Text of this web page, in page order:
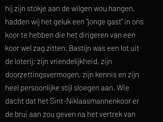
hij zijn stokje aan de wilgen wou hangen,
hadden wij het geluk een "jonge gast" in ons
koor te hebben die het dirigeren van een
koor wel zag zitten. Bastijn was een lot uit
de loterij: zijn vriendelijkheid, zijn
doorzettingsvermogen, zijn kennis en zijn
heel persoonlijke stijl sloegen aan. Wie
dacht dat het Sint-Niklaasmannenkoor er
de brui aan zou geven na het vertrek van